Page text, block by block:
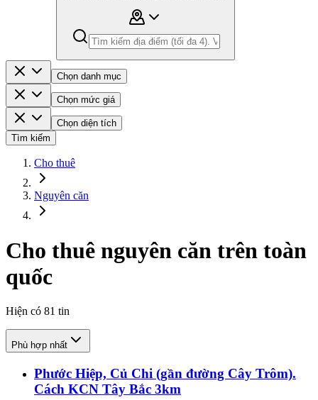
Chọn danh mục
Chọn mức giá
Chọn diện tích
Tìm kiếm
Cho thuê
Nguyên căn
Cho thuê nguyên căn trên toàn
quốc
Hiện có 81 tin
Phù hợp nhất
Phước Hiệp, Củ Chi (gần đường Cây Trôm).
Cách KCN Tây Bắc 3km